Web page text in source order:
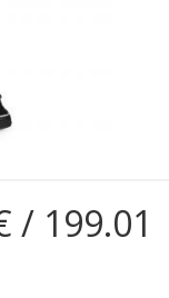
/ 199.01